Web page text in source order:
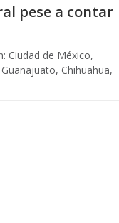
pese a contar
Ciudad de México,
Chihuahua,